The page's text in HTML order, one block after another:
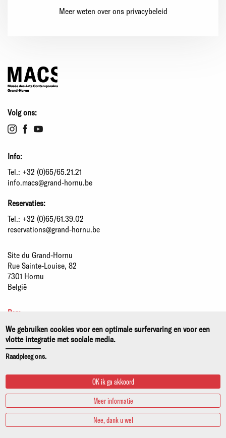
Meer weten over ons privacybeleid
Volg ons:
Info:
Tel.: +32 (0)65/65.21.21
info.macs@grand-hornu.be
Reservaties:
Tel.: +32 (0)65/61.39.02
reservations@grand-hornu.be
Site du Grand-Hornu
Rue Sainte-Louise, 82
7301 Hornu
België
Pers
Duurzame ontwikkeling
Wettelijke kennisgeving
We gebruiken cookies voor een optimale surfervaring en voor een
vlotte integratie met sociale media.
Raadpleeg ons.
OK ik ga akkoord
Meer informatie
Nee, dank u wel